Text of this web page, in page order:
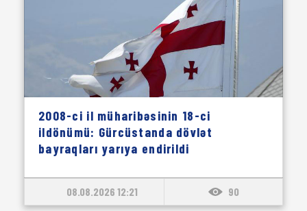
2008-ci il müharibəsinin 18-ci
ildönümü: Gürcüstanda dövlət
bayraqları yarıya endirildi
08.08.2026 12:21 90